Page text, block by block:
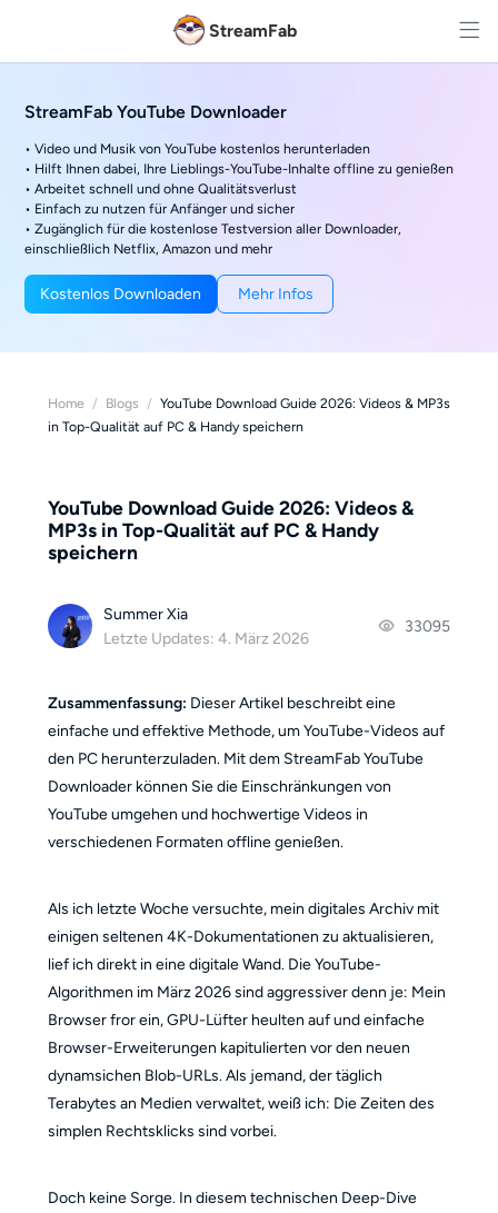
StreamFab
StreamFab YouTube Downloader
• Video und Musik von YouTube kostenlos herunterladen
• Hilft Ihnen dabei, Ihre Lieblings-YouTube-Inhalte offline zu genießen
• Arbeitet schnell und ohne Qualitätsverlust
• Einfach zu nutzen für Anfänger und sicher
• Zugänglich für die kostenlose Testversion aller Downloader,
einschließlich Netflix, Amazon und mehr
Kostenlos Downloaden Mehr Infos
Home / Blogs / YouTube Download Guide 2026: Videos & MP3s
in Top-Qualität auf PC & Handy speichern
YouTube Download Guide 2026: Videos &
MP3s in Top-Qualität auf PC & Handy
speichern
Summer Xia
Letzte Updates: 4. März 2026
33095
Zusammenfassung: Dieser Artikel beschreibt eine
einfache und effektive Methode, um YouTube-Videos auf
den PC herunterzuladen. Mit dem StreamFab YouTube
Downloader können Sie die Einschränkungen von
YouTube umgehen und hochwertige Videos in
verschiedenen Formaten offline genießen.
Als ich letzte Woche versuchte, mein digitales Archiv mit
einigen seltenen 4K-Dokumentationen zu aktualisieren,
lief ich direkt in eine digitale Wand. Die YouTube-
Algorithmen im März 2026 sind aggressiver denn je: Mein
Browser fror ein, GPU-Lüfter heulten auf und einfache
Browser-Erweiterungen kapitulierten vor den neuen
dynamsichen Blob-URLs. Als jemand, der täglich
Terabytes an Medien verwaltet, weiß ich: Die Zeiten des
simplen Rechtsklicks sind vorbei.
Doch keine Sorge. In diesem technischen Deep-Dive